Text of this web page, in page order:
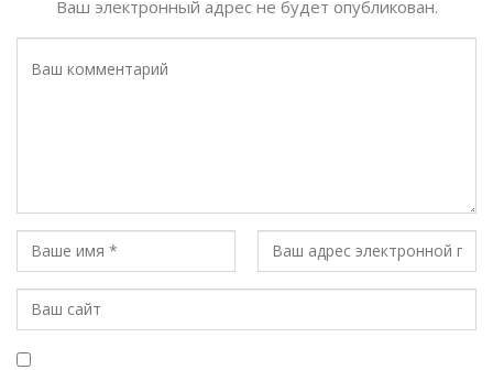
Ваш электронный адрес не будет опубликован.